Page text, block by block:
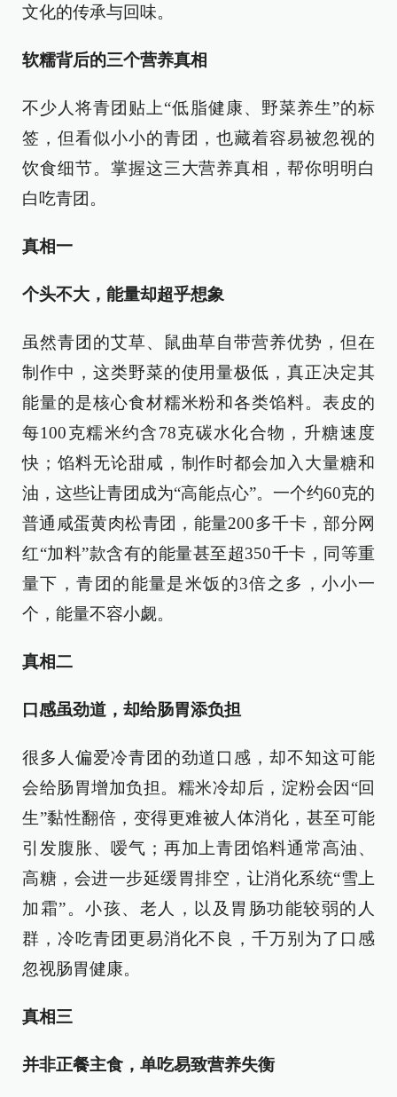
文化的传承与回味。
软糯背后的三个营养真相
不少人将青团贴上“低脂健康、野菜养生”的标
签，但看似小小的青团，也藏着容易被忽视的
饮食细节。掌握这三大营养真相，帮你明明白
白吃青团。
真相一
个头不大，能量却超乎想象
虽然青团的艾草、鼠曲草自带营养优势，但在
制作中，这类野菜的使用量极低，真正决定其
能量的是核心食材糯米粉和各类馅料。表皮的
每100克糯米约含78克碳水化合物，升糖速度
快；馅料无论甜咸，制作时都会加入大量糖和
油，这些让青团成为“高能点心”。一个约60克的
普通咸蛋黄肉松青团，能量200多千卡，部分网
红“加料”款含有的能量甚至超350千卡，同等重
量下，青团的能量是米饭的3倍之多，小小一
个，能量不容小觑。
真相二
口感虽劲道，却给肠胃添负担
很多人偏爱冷青团的劲道口感，却不知这可能
会给肠胃增加负担。糯米冷却后，淀粉会因“回
生”黏性翻倍，变得更难被人体消化，甚至可能
引发腹胀、嗳气；再加上青团馅料通常高油、
高糖，会进一步延缓胃排空，让消化系统“雪上
加霜”。小孩、老人，以及胃肠功能较弱的人
群，冷吃青团更易消化不良，千万别为了口感
忽视肠胃健康。
真相三
并非正餐主食，单吃易致营养失衡